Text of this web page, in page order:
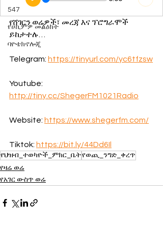
547
የሀኪምዎ መልዕክት
ባዮቴክኖሎጂ
የሸገርን ወሬዎች፣ መረጃ እና ፕሮግራሞች
ይከታተሉ…
Telegram: https://tinyurl.com/yc6tfzsw
Youtube:
http://tiny.cc/ShegerFM1021Radio
Website: https://www.shegerfm.com/
Tiktok: https://bit.ly/44Dd6Il
የህዝብ_ተወካዮች_ምክር_ቤትየወጪ_ንግድ_ቀረጥ
የዛሬ ወሬ
የአገር ውስጥ ወሬ